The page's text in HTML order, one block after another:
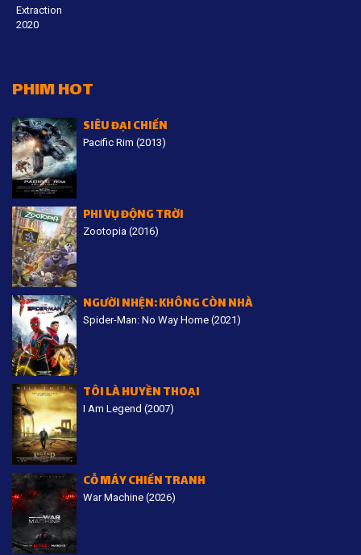
Extraction
2020
PHIM HOT
SIÊU ĐẠI CHIẾN
Pacific Rim (2013)
PHI VỤ ĐỘNG TRỜI
Zootopia (2016)
NGƯỜI NHỆN: KHÔNG CÒN NHÀ
Spider-Man: No Way Home (2021)
TÔI LÀ HUYỀN THOẠI
I Am Legend (2007)
CỖ MÁY CHIẾN TRANH
War Machine (2026)